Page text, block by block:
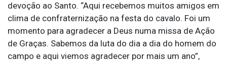
devoção ao Santo. “Aqui recebemos muitos amigos em
clima de confraternização na festa do cavalo. Foi um
momento para agradecer a Deus numa missa de Ação
de Graças. Sabemos da luta do dia a dia do homem do
campo e aqui viemos agradecer por mais um ano”,